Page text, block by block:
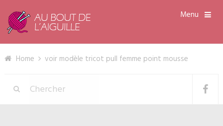
Menu
Home voir modèle tricot pull femme point mousse